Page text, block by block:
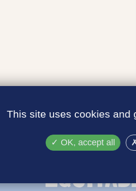
This site uses cookies and
OK, accept all